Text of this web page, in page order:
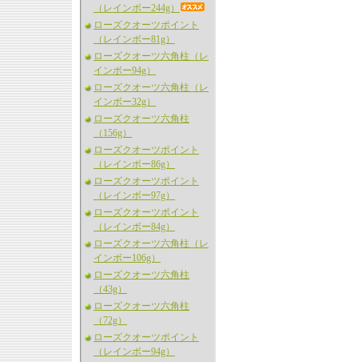
（レインボー244g）
ローズクオーツポイント
（レインボー81g）
ローズクオーツ六角柱（レ
インボー94g）
ローズクオーツ六角柱（レ
インボー32g）
ローズクオーツ六角柱
（156g）
ローズクオーツポイント
（レインボー86g）
ローズクオーツポイント
（レインボー97g）
ローズクオーツポイント
（レインボー84g）
ローズクオーツ六角柱（レ
インボー106g）
ローズクオーツ六角柱
（43g）
ローズクオーツ六角柱
（72g）
ローズクオーツポイント
（レインボー94g）